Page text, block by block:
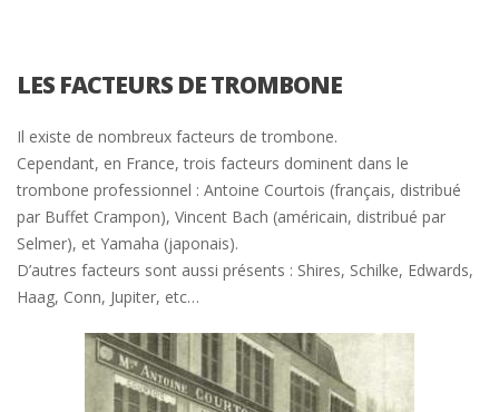
LES FACTEURS DE TROMBONE
Il existe de nombreux facteurs de trombone.
Cependant, en France, trois facteurs dominent dans le
trombone professionnel : Antoine Courtois (français, distribué
par Buffet Crampon), Vincent Bach (américain, distribué par
Selmer), et Yamaha (japonais).
D’autres facteurs sont aussi présents : Shires, Schilke, Edwards,
Haag, Conn, Jupiter, etc…